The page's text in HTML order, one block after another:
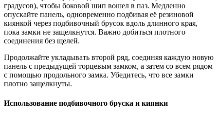
градусов), чтобы боковой шип вошел в паз. Медленно
опускайте панель, одновременно подбивая её резиновой
киянкой через подбивочный брусок вдоль длинного края,
пока замки не защелкнутся. Важно добиться плотного
соединения без щелей.
Продолжайте укладывать второй ряд, соединяя каждую новую
панель с предыдущей торцевым замком, а затем со всем рядом
с помощью продольного замка. Убедитесь, что все замки
плотно защелкнуты.
Использование подбивочного бруска и киянки